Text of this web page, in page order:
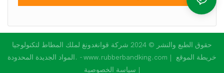
حقوق الطبع والنشر © 2024 شركة قوانغدونغ لملك المطاط لتكنولوجيا
المواد الجديدة المحدودة. - www.rubberbandking.com |
خريطة الموقع
| سياسة الخصوصية